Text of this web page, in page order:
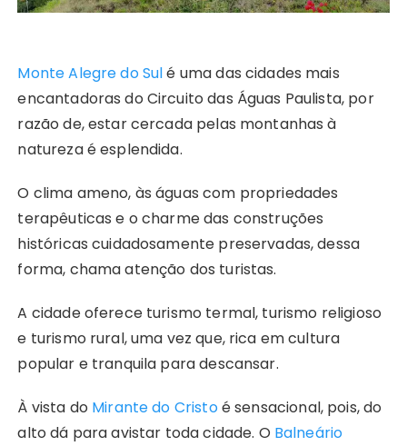
Monte Alegre do Sulé uma das cidades mais
encantadoras do Circuito das Águas Paulista, por
razão de, estar cercada pelas montanhas à
natureza é esplendida.
O clima ameno, às águas com propriedades
terapêuticas e o charme das construções
históricas cuidadosamente preservadas, dessa
forma, chama atenção dos turistas.
A cidade oferece turismo termal, turismo religioso
e turismo rural, uma vez que, rica em cultura
popular e tranquila para descansar.
À vista do Mirante do Cristoé sensacional, pois, do
alto dá para avistar toda cidade. O Balneário